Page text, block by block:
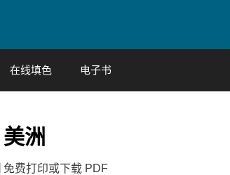
在线填色 电子书
美洲
免费打印或下载 PDF